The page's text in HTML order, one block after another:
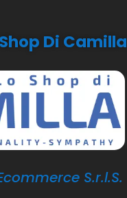
Di Camilla
S.r.l.S.